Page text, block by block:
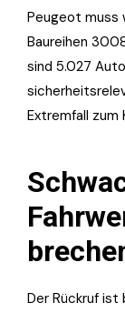
Peugeot muss
Baureihen
sind 5.027
Extremfall zum
Der Rückruf